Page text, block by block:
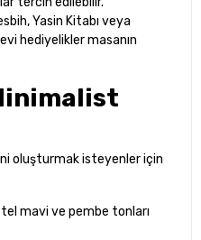
Yasin Kitabı veya
hediyelikler masanın
oluşturmak isteyenler için
mavi ve pembe tonları